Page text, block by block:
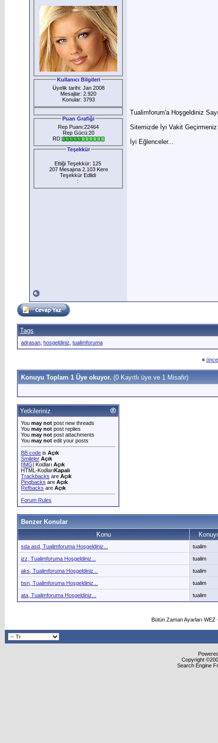
Kullanıcı Bilgileri
Üyelik tarihi: Jan 2008
Mesajlar: 2.920
Konular: 3793
Puan Grafiği
Rep Puanı:22464
Rep Gücü:20
RD:
Teşekkür
Ettiği Teşekkür: 125
207 Mesajına 2.103 Kere
Teşekkür Edlidi
:
Tualimforum'a Hoşgeldiniz
Sitemizde İyi Vakit
İyi Eğlenceler...
Tags
adrasan hosgeldiniz tualimforuma
«
Konuyu Toplam 1 Üye okuyor. (0 Kayıtlı üye ve 1 Misafir)
Yetkileriniz
You may not post new threads
You may not post replies
You may not post attachments
You may not edit your posts
BB code is Açık
Smileler Açık
[IMG] Kodları Açık
HTML-KodlarıKapalı
Trackbacks are Açık
Pingbacks are Açık
Refbacks are Açık
Forum Rules
Benzer Konular
Konu
sda asd, Tualimforuma Hoşgeldiniz... tualim
izz, Tualimforuma Hoşgeldiniz... tualim
aks, Tualimforuma Hoşgeldiniz... tualim
bsn, Tualimforuma Hoşgeldiniz... tualim
ata, Tualimforuma Hoşgeldiniz... tualim
Bütün Zaman Ayarları
Copyright
Search Engine